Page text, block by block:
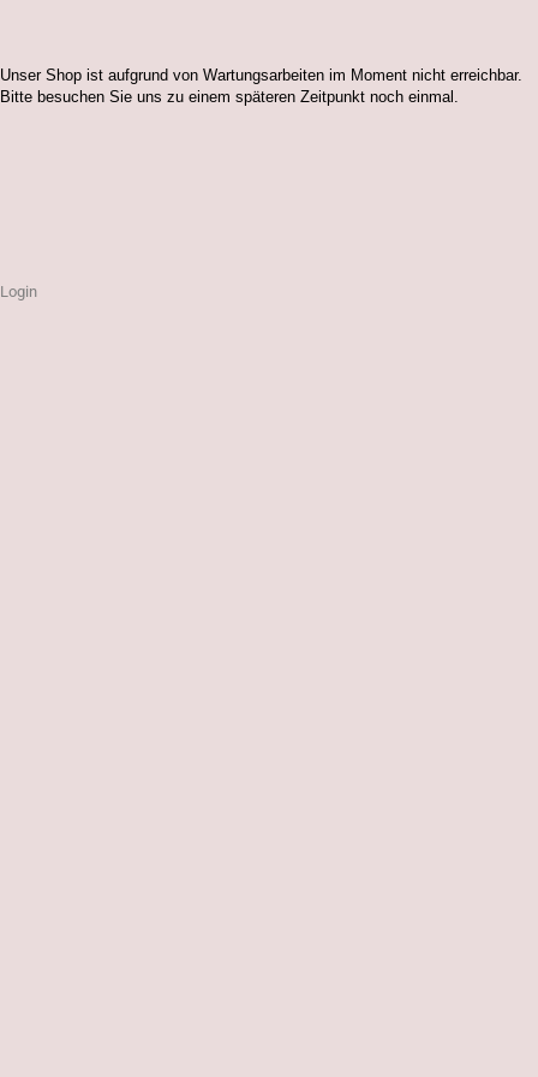
Unser Shop ist aufgrund von Wartungsarbeiten im Moment nicht erreichbar.
Bitte besuchen Sie uns zu einem späteren Zeitpunkt noch einmal.
Login